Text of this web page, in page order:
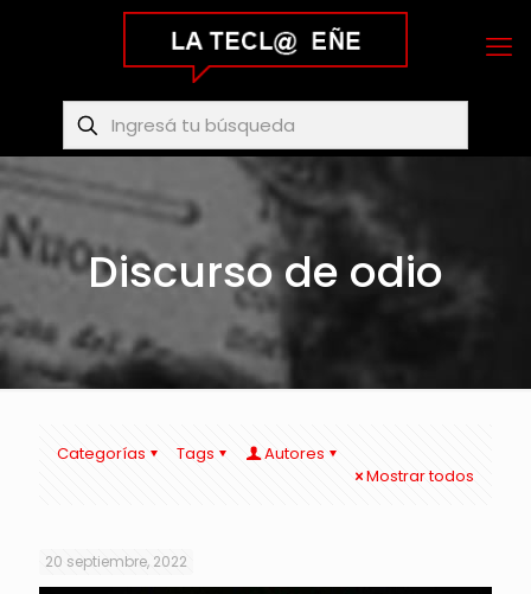
Discurso de odio
Categorías Tags
Autores
Mostrar todos
20 septiembre, 2022